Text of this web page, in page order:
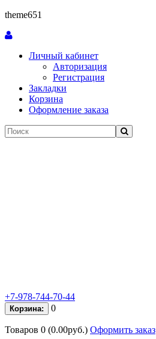
theme651
Личный кабинет
Авторизация
Регистрация
Закладки
Корзина
Оформление заказа
+7-978-744-70-44
Корзина: 0
Товаров 0 (0.00руб.) Оформить заказ